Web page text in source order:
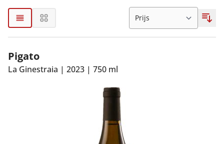
Pigato
La Ginestraia | 2023 | 750 ml